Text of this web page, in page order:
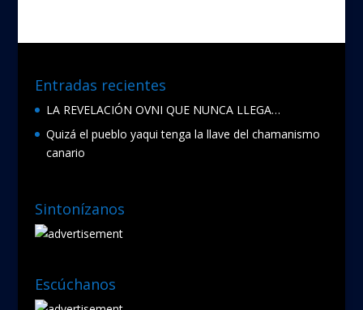
o
Entradas recientes
LA REVELACIÓN OVNI QUE NUNCA LLEGA…
Quizá el pueblo yaqui tenga la llave del chamanismo
canario
Sintonízanos
Escúchanos